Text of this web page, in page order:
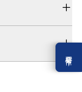
需要幫忙 ？